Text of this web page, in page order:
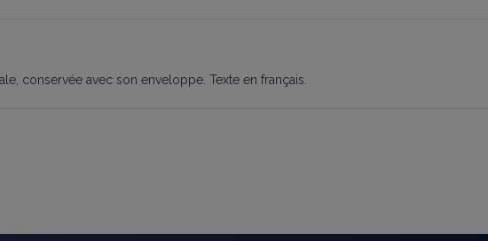
conservée avec son enveloppe. Texte en français.